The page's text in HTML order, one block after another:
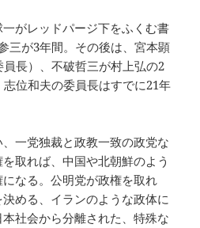
がレッドパージ下をふくむ書
三が3年間。その後は、宮本顕
長）、不破哲三が村上弘の2
位和夫の委員長はすでに21年
一党独裁と政教一致の政党な
取れば、中国や北朝鮮のよう
なる。公明党が政権を取れ
める、イランのような政体に
社会から分離された、特殊な